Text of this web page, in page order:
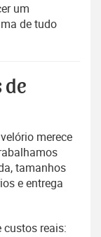
um
de tudo
de
merece
tamanhos
e entrega
custos reais: